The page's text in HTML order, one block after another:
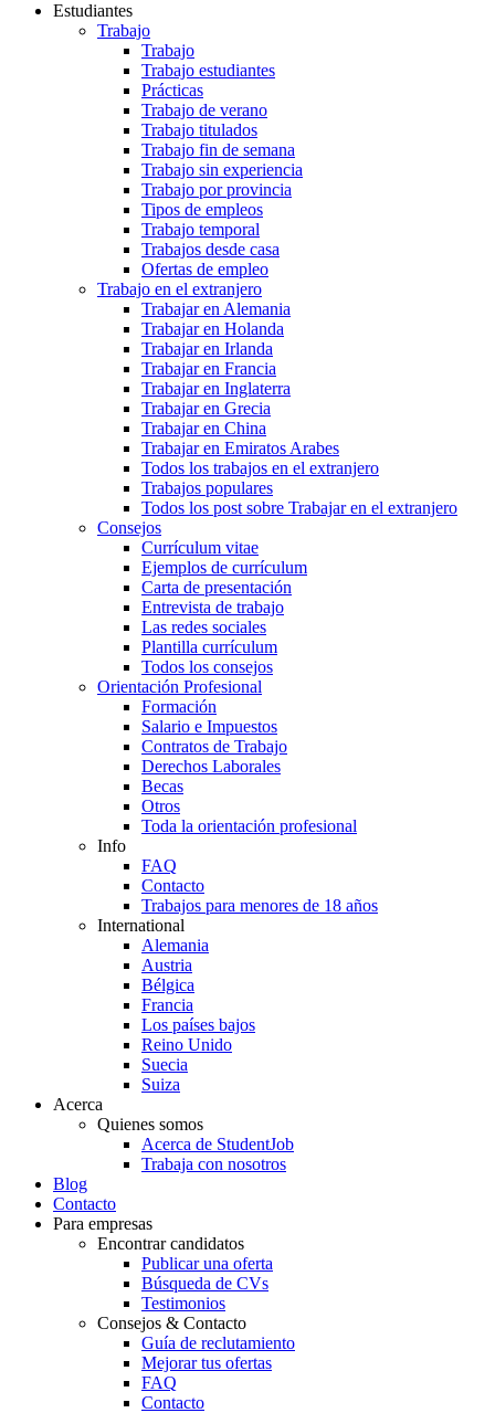
Estudiantes
Trabajo
Trabajo
Trabajo estudiantes
Prácticas
Trabajo de verano
Trabajo titulados
Trabajo fin de semana
Trabajo sin experiencia
Trabajo por provincia
Tipos de empleos
Trabajo temporal
Trabajos desde casa
Ofertas de empleo
Trabajo en el extranjero
Trabajar en Alemania
Trabajar en Holanda
Trabajar en Irlanda
Trabajar en Francia
Trabajar en Inglaterra
Trabajar en Grecia
Trabajar en China
Trabajar en Emiratos Arabes
Todos los trabajos en el extranjero
Trabajos populares
Todos los post sobre Trabajar en el extranjero
Consejos
Currículum vitae
Ejemplos de currículum
Carta de presentación
Entrevista de trabajo
Las redes sociales
Plantilla currículum
Todos los consejos
Orientación Profesional
Formación
Salario e Impuestos
Contratos de Trabajo
Derechos Laborales
Becas
Otros
Toda la orientación profesional
Info
FAQ
Contacto
Trabajos para menores de 18 años
International
Alemania
Austria
Bélgica
Francia
Los países bajos
Reino Unido
Suecia
Suiza
Acerca
Quienes somos
Acerca de StudentJob
Trabaja con nosotros
Blog
Contacto
Para empresas
Encontrar candidatos
Publicar una oferta
Búsqueda de CVs
Testimonios
Consejos & Contacto
Guía de reclutamiento
Mejorar tus ofertas
FAQ
Contacto